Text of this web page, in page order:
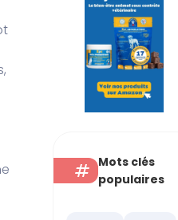
Mots clés
populaires